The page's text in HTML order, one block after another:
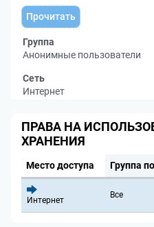
Прочитать
Группа
Анонимные пользователи
Сеть
Интернет
ПРАВА НА
ХРАНЕНИЯ
Место доступа Группа
Интернет
Все